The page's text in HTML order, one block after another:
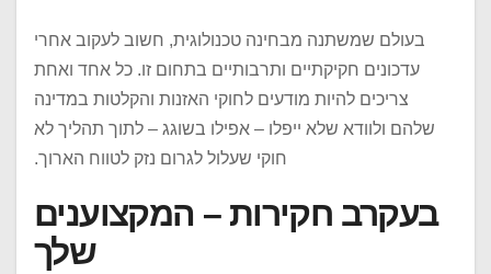
בעולם שמשתנה מבחינה טכנולוגית, חשוב לעקוב אחרי
עדכונים חקיקתיים ותרבותיים בתחום זו. כל אחד ואחת
צריכים להיות מודעים לחוקי האזנות והקלטות במדינה
שלהם ולוודא שלא ייפלו – אפילו בשוגג – לתוך תהליך לא
חוקי שעלול לגרום נזק לטווח הארוך.
בעקרב חקירות – המקצוענים
שלך